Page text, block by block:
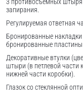
запирания.
Регулируемая ответная
Бронированные
бронированные
Декоративные втулки
штыри (в петлевой части
нижней части коробки).
Глазок со стеклянной